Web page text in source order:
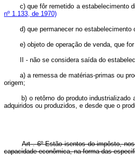
c) que fôr remetido a
nº 1.133, de 1970)
d) que permanecer no
e) objeto de operação de venda,
II - não se considera saída do
a) a remessa de matérias-primas ou
origem;
b) o retôrno do produto industrializado ao
adquiridos ou produzidos, e desde que o
Art . 6º Estão isentos do impôsto,
capacidade econômica, na forma das